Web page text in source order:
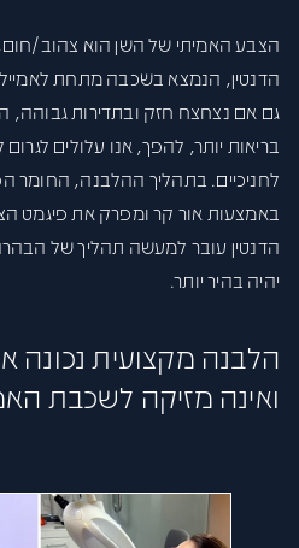
הצבע האמיתי של השן הוא צהוב/
הדנטין, הנמצא בשכבה מתחת
גם אם נצחצח חזק ובתדירות גבוהה,
בריאות יותר, להפך, אנו עלולים לגרום
לחניכיים. בתהליך ההלבנה, החומר
באמצעות אור קר ומפרק את פיגמט
הדנטין עובר למעשה תהליך של
יהיה בהיר יותר.
הלבנה מקצועית נכונה
ואינה מזיקה לשכבת